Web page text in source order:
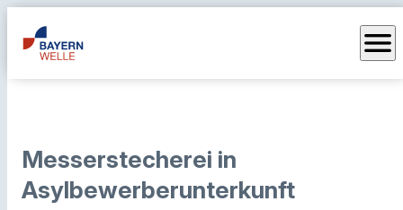
menu
Messerstecherei in
Asylbewerberunterkunft